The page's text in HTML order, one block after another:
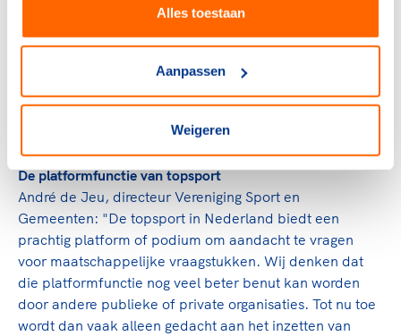
Alles toestaan
Aanpassen
Weigeren
waarde als ze op een maatschappelijk verantwoorde
wijze tot stand komen. We vinden dat we een
gezamenlijke verantwoordelijkheid hebben om ervoor
te zorgen dat het fundament onder de topsport op orde
is. Daarvoor is het belangrijk dat we samen nadenken
topsport in Nederland willen organiseren."
De platformfunctie van topsport
André de Jeu, directeur Vereniging Sport en
Gemeenten: "De topsport in Nederland biedt een
prachtig platform of podium om aandacht te vragen
voor maatschappelijke vraagstukken. Wij denken dat
die platformfunctie nog veel beter benut kan worden
door andere publieke of private organisaties. Tot nu toe
wordt dan vaak alleen gedacht aan het inzetten van